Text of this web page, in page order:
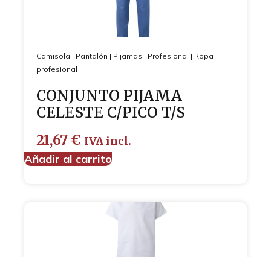
Camisola | Pantalón | Pijamas | Profesional | Ropa
profesional
CONJUNTO PIJAMA
CELESTE C/PICO T/S
21,67 € IVA incl.
Añadir al carrito